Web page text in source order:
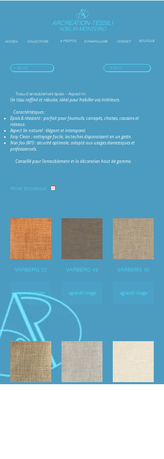
ARCREATION-TESSILI
ADELIN MONTEIRO
ACCUEIL COLLECTIONS A PROPOS ÉCHANTILLIONS CONTACT BOUTIQUE
< BACK SHOP
Tissu d’ameublement épais – Aspect lin
Un tissu raffiné et robuste, idéal pour habiller vos intérieurs.
Caractéristiques :
Épais & résistant : parfait pour fauteuils, canapés, chaises, coussins et
rideaux.
Aspect lin naturel : élégant et intemporel.
Easy Clean : nettoyage facile, les taches disparaissent en un geste.
Non feu (M1) : sécurité optimale, adapté aux usages domestiques et
professionnels.
Conseillé pour l’ameublement et la décoration haut de gamme.
FICHE TECHNIQUE
VARBERG 22
agrandir image
VARBERG 45
agrandir image
VARBERG 35
agrandir image